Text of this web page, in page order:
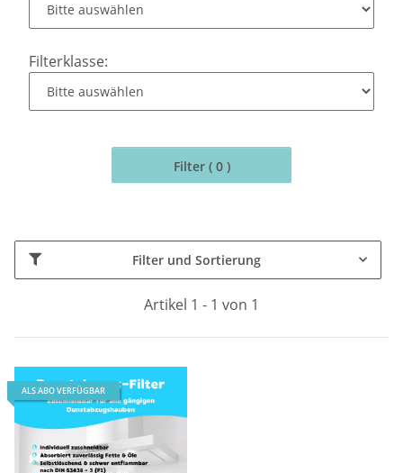
Filterklasse:
Filter ( 0 )
Filter und Sortierung
Artikel 1 - 1 von 1
ALS ABO VERFÜGBAR